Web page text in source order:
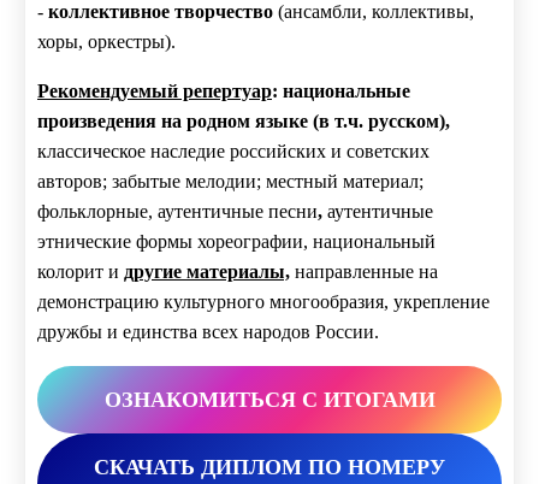
- коллективное творчество (ансамбли, коллективы,
хоры, оркестры).
Рекомендуемый репертуар: национальные
произведения на родном языке (в т.ч. русском),
классическое наследие российских и советских
авторов; забытые мелодии; местный материал;
фольклорные, аутентичные песни, аутентичные
этнические формы хореографии, национальный
колорит и другие материалы, направленные на
демонстрацию культурного многообразия, укрепление
дружбы и единства всех народов России.
ОЗНАКОМИТЬСЯ С ИТОГАМИ
СКАЧАТЬ ДИПЛОМ ПО НОМЕРУ